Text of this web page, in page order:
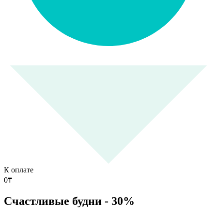
К оплате
0₸
Счастливые будни - 30%